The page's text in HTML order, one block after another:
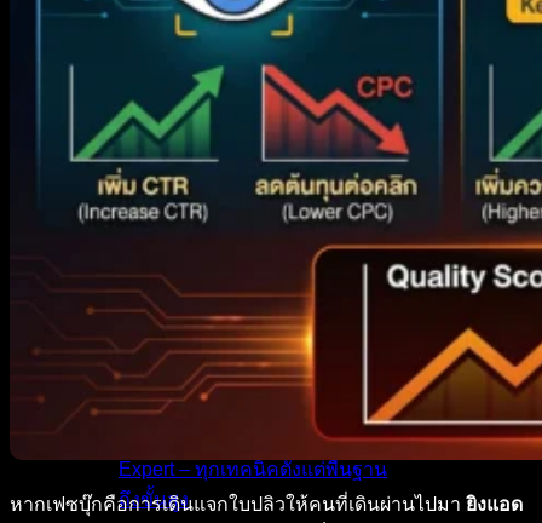
สถานที่เรียน
ขั้นตอนสมัครเรียน
นโยบายทางธุรกิจ และ การคืนเงิน
นโยบายความเป็นส่วนตัว
นโยบายคุกกี้
คอร์สทั้งหมด
Facebook Ads Zero to
Advance – สอนจับมือทำ ตั้งแต่ 0
จนโปร
คอร์ส Google
Google Ads Beginner to
Expert – ทุกเทคนิคตั้งแต่พื้นฐาน
ถึงขั้นสูง
หากเฟซบุ๊กคือการเดินแจกใบปลิวให้คนที่เดินผ่านไปมา ยิงแอด